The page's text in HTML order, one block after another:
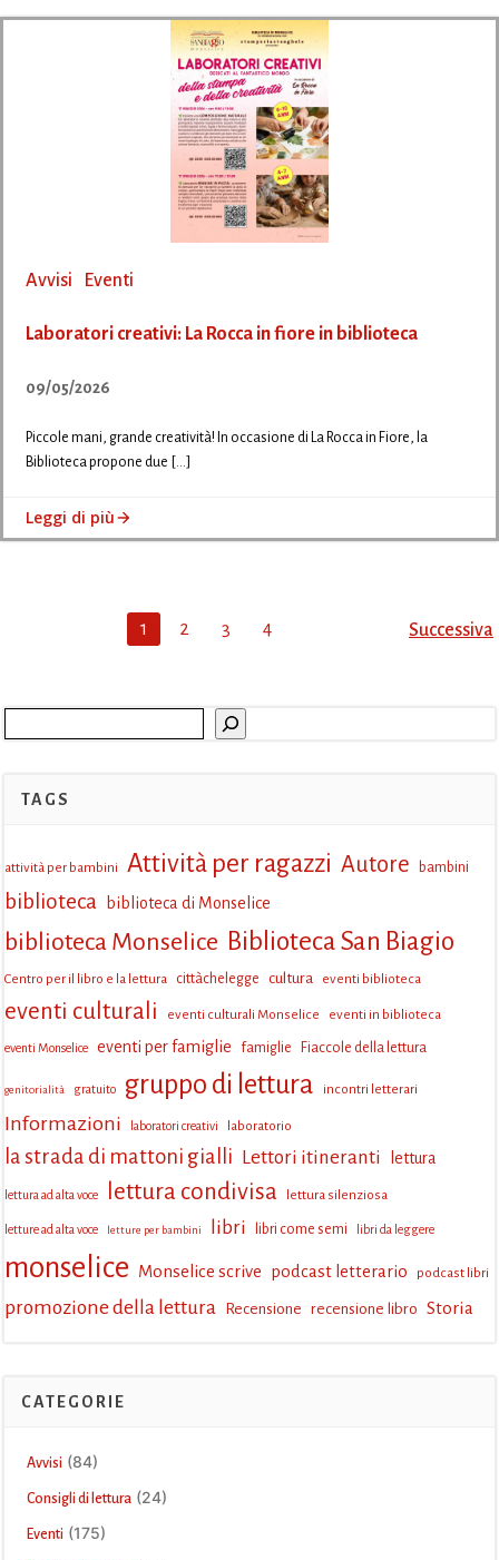
Avvisi Eventi
Laboratori creativi: La Rocca in fiore in biblioteca
09/05/2026
Piccole mani, grande creatività! In occasione di La Rocca in Fiore, la
Biblioteca propone due […]
Leggi di più
Page
1 Page
2 Page
3 Page
4
Posts
Successiva
TAGS
attività per bambini Attività per ragazzi Autore bambini
biblioteca biblioteca di Monselice
biblioteca Monselice Biblioteca San Biagio
Centro per il libro e la lettura cittàchelegge cultura eventi biblioteca
eventi culturali eventi culturali Monselice eventi in biblioteca
eventi Monselice eventi per famiglie famiglie Fiaccole della lettura
genitorialità gratuito gruppo di lettura incontri letterari
Informazioni laboratori creativi laboratorio
la strada di mattoni gialli Lettori itineranti lettura
lettura ad alta voce lettura condivisa lettura silenziosa
letture ad alta voce letture per bambini libri libri come semi libri da leggere
monselice Monselice scrive podcast letterario podcast libri
promozione della lettura Recensione recensione libro Storia
CATEGORIE
Avvisi (84)
Consigli di lettura (24)
Eventi (175)